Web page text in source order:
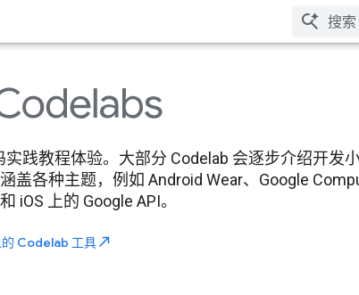
践教程体验。大部分 Codelab 会逐步介绍开发
盖各种主题，例如 Android Wear、Google
iOS 上的 Google API。
Codelab 工具north_east